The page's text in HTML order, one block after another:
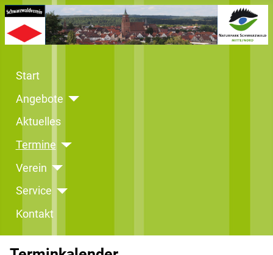
Start
Angebote
Aktuelles
Termine
Verein
Service
Kontakt